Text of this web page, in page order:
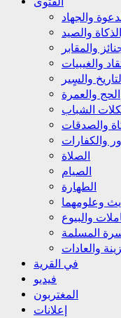
والجهاد
والصيد
والمقابر
والغيبيات
والسٍير
الحج والعمرة
الشباب
والصدقات
والكفارات
الصلاة
الصيام
الطهارة
وعلومهما
والبيوع
المسلمة
والعادات
في القرية
فيديو
المغتربون
إعلانات